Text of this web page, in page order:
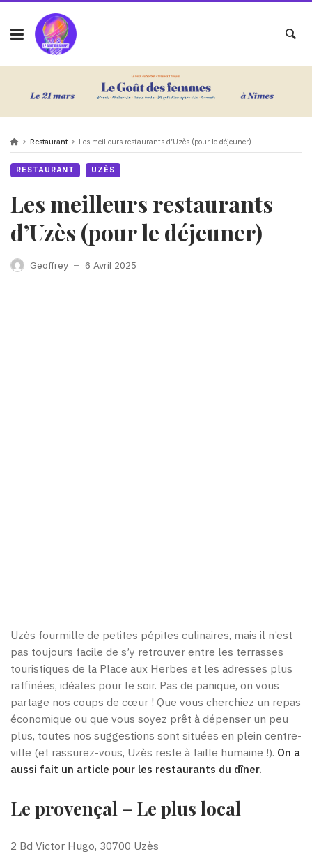
Restaurant Les meilleurs restaurants d’Uzès (pour le déjeuner)
RESTAURANT UZÈS
Les meilleurs restaurants
d’Uzès (pour le déjeuner)
Geoffrey — 6 Avril 2025
Uzès fourmille de petites pépites culinaires, mais il n’est
pas toujours facile de s’y retrouver entre les terrasses
touristiques de la Place aux Herbes et les adresses plus
raffinées, idéales pour le soir. Pas de panique, on vous
partage nos coups de cœur ! Que vous cherchiez un repas
économique ou que vous soyez prêt à dépenser un peu
plus, toutes nos suggestions sont situées en plein centre-
ville (et rassurez-vous, Uzès reste à taille humaine !). On a
aussi fait un article pour les restaurants du dîner.
Le provençal – Le plus local
2 Bd Victor Hugo, 30700 Uzès